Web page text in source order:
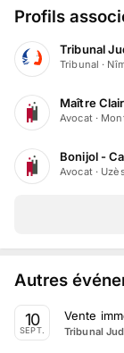
Profils
Tribunal
Tribunal ·
Maître
Avocat·
Bonijol -
Avocat·
Autres
10
SEPT.
Vente
Tribunal